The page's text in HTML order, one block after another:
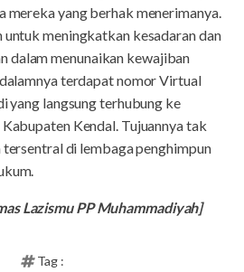
mereka yang berhak menerimanya.
untuk meningkatkan kesadaran dan
dalam menunaikan kewajiban
terdapat nomor Virtual
langsung terhubung ke
Kendal. Tujuannya tak
tersentral di lembaga penghimpun
Lazismu PP Muhammadiyah]
Tag :